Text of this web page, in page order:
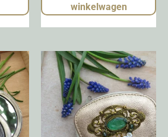
winkelwagen